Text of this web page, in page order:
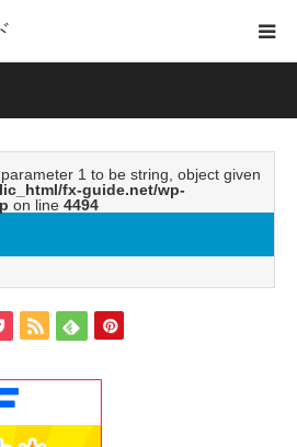
1 to be string, object given
fx-guide.net/wp-
on line 4494